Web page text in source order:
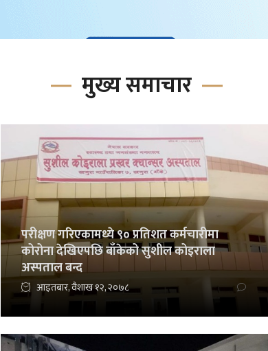
मुख्य समाचार
परीक्षण गरिएकामध्ये ९० प्रतिशत कर्मचारीमा
कोरोना देखिएपछि बाँकेको सुशील कोइराला
अस्पताल बन्द
आइतबार, वैशाख १२, २०७८